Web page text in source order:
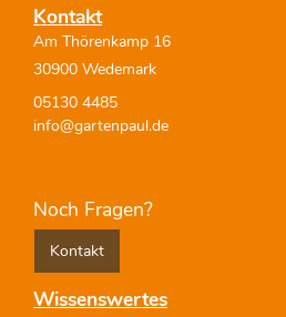
Kontakt
Am Thörenkamp 16
30900 Wedemark
05130 4485
info@gartenpaul.de
Noch Fragen?
Kontakt
Wissenswertes